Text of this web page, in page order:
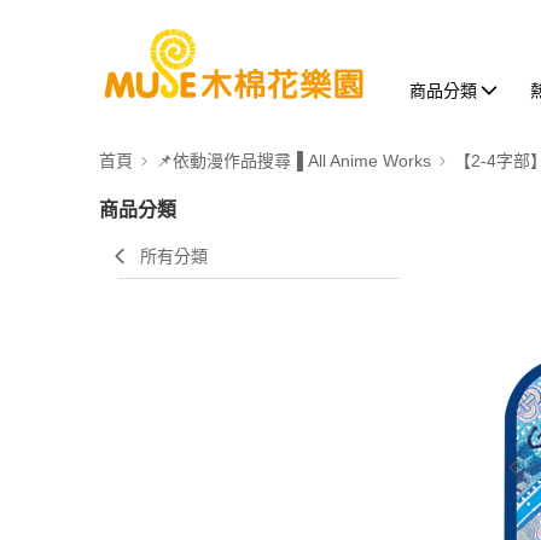
商品分類
首頁 📌依動漫作品搜尋▐ All Anime Works 【2-4字部
商品分類
所有分類